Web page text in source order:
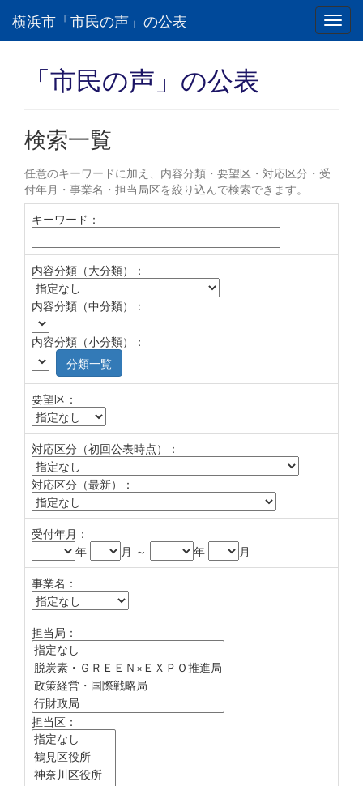
横浜市「市民の声」の公表
「市民の声」の公表
検索一覧
任意のキーワードに加え、内容分類・要望区・対応区分・受
付年月・事業名・担当局区を絞り込んで検索できます。
キーワード：
内容分類（大分類）：
内容分類（中分類）：
内容分類（小分類）：
分類一覧
要望区：
対応区分（初回公表時点）：
対応区分（最新）：
受付年月：
年
月 ～ 年
月
事業名：
担当局：
担当区：